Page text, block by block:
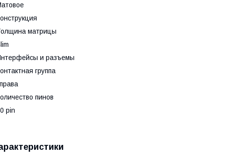
матрицы
и разъемы
группа
пинов
pin